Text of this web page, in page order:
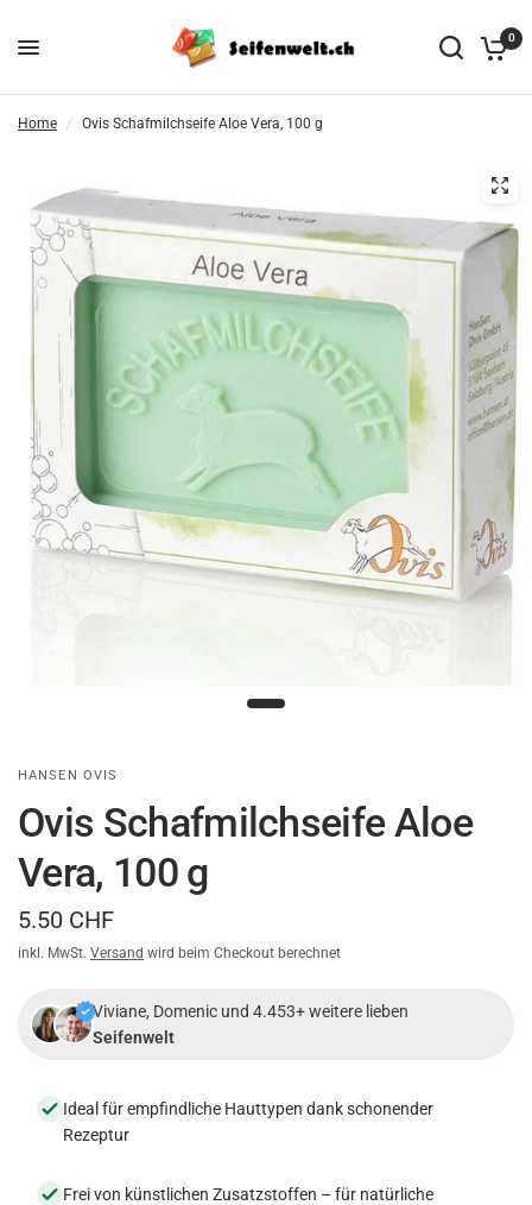
0
Home / Ovis Schafmilchseife Aloe Vera, 100 g
HANSEN OVIS
Ovis Schafmilchseife Aloe
Vera, 100 g
5.50 CHF
inkl. MwSt. Versand wird beim Checkout berechnet
Viviane, Domenic und 4.453+ weitere lieben
Seifenwelt
Ideal für empfindliche Hauttypen dank schonender
Rezeptur
Frei von künstlichen Zusatzstoffen – für natürliche